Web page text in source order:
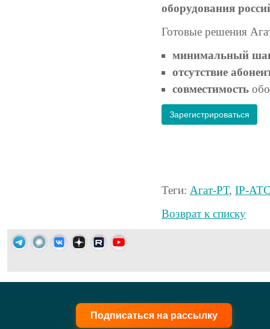
оборудования
Готовые решения
минимальный
oтсутствие
cовместимость
Зарегистрироваться
Теги: Агат-РТ, IP-
Возврат к списку
Подписаться на рассылку